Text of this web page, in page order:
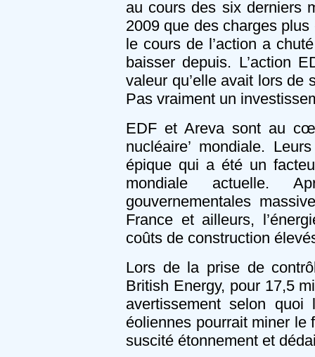
au cours des six derniers
2009 que des charges
le cours de l’action a
baisser depuis. L’action
valeur qu’elle avait lors de
Pas vraiment un
EDF et Areva sont au
nucléaire’ mondiale.
épique qui a été un
mondiale actuelle.
gouvernementales
France et ailleurs,
coûts de construction
Lors de la prise de
British Energy, pour 17,5
avertissement selon quoi
éoliennes pourrait miner le
suscité étonnement et